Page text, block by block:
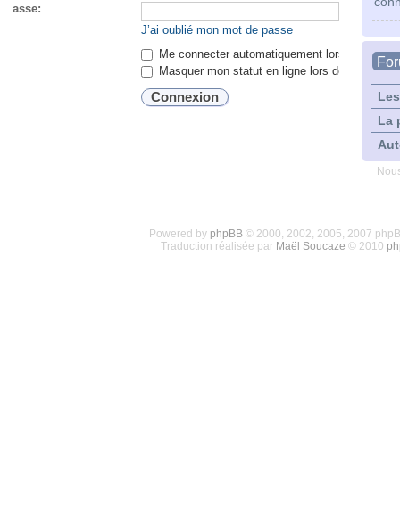
La
passe:
J’ai oublié mon mot de passe
Me connecter automatiquement lors de
Masquer mon statut en ligne lors de cette
Powered by phpBB© 2000, 2002, 2005, 2007
Traduction réalisée par Maël Soucaze © 2010